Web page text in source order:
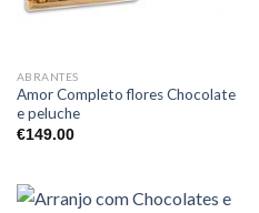
ABRANTES
Amor Completo flores Chocolate
e peluche
€149.00